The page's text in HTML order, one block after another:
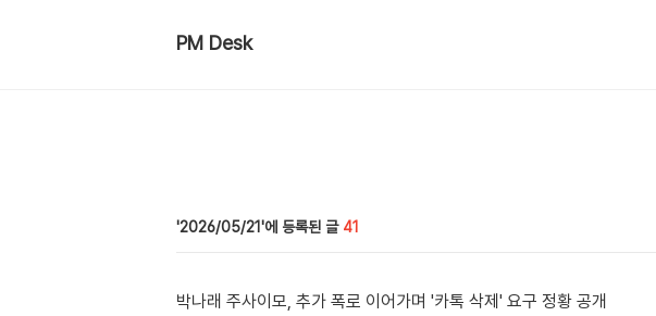
PM Desk
2026/05/21 41
박나래 주사이모, 추가 폭로 이어가며 '카톡 삭제' 요구 정황 공개